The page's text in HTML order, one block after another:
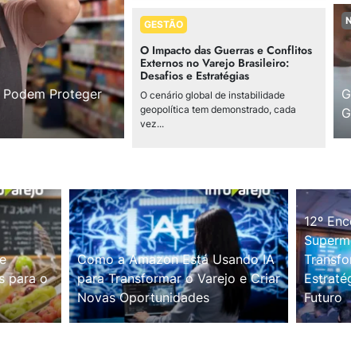
Proteger
GESTÃO
O Impacto das Guerras e Conflitos
Externos no Varejo Brasileiro:
Desafios e Estratégias
O cenário global de instabilidade
geopolítica tem demonstrado, cada
vez...
para o
Como a Amazon Está Usando IA
para Transformar o Varejo e Criar
Novas Oportunidades
12º
Futuro